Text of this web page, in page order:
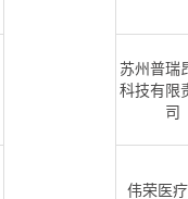
苏州普瑞
科技有限
司
伟荣医